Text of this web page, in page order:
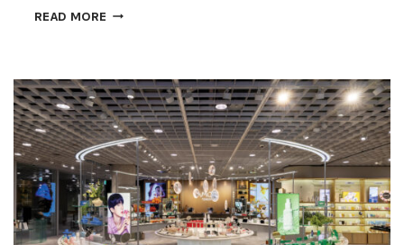
READ MORE NHN이